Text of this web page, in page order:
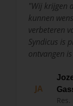
"Wij krijgen
kunnen
verbeteren
Syndicus is
ontvangen
JA